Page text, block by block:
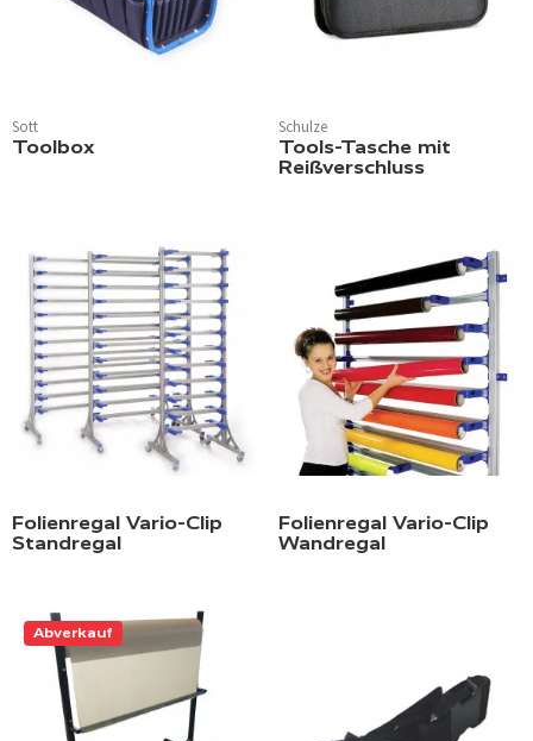
Sott
Toolbox
Schulze
Tools-Tasche mit
Reißverschluss
Folienregal Vario-Clip
Standregal
Folienregal Vario-Clip
Wandregal
Abverkauf